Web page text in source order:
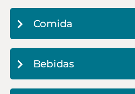
Comida
Bebidas